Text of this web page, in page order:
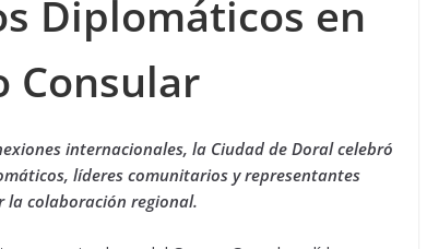
Diplomáticos en
Consular
internacionales, la Ciudad de Doral celebró
líderes comunitarios y representantes
la colaboración regional.